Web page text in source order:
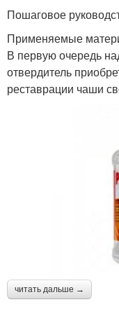
Пошаговое
Применяемые
В первую очередь
отвердитель
реставрации чаши
читать дальше →